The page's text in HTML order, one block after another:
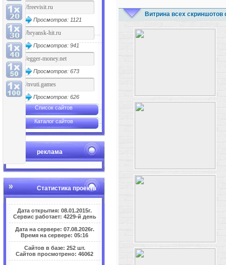
Просмотров: 1121
Просмотров: 941
Просмотров: 673
Просмотров: 626
Список сайтов
Каталог сайтов
реклама
Статистика проекта
Дата открытия: 08.01.2015г.
Сервис работает: 4229-й день
Дата на сервере: 07.08.2026г.
Время на сервере: 05:16
Сайтов в базе: 252 шт.
Сайтов просмотрено: 46062
Витрина всех скриншотов